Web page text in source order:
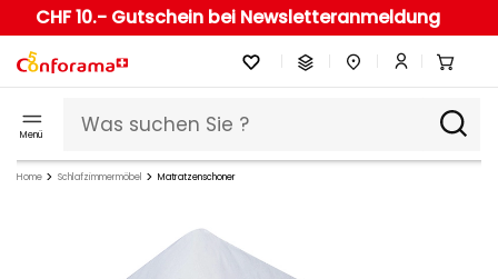
CHF 10.- Gutschein bei Newsletteranmeldung
Menü
Home Schlafzimmermöbel Matratzenschoner